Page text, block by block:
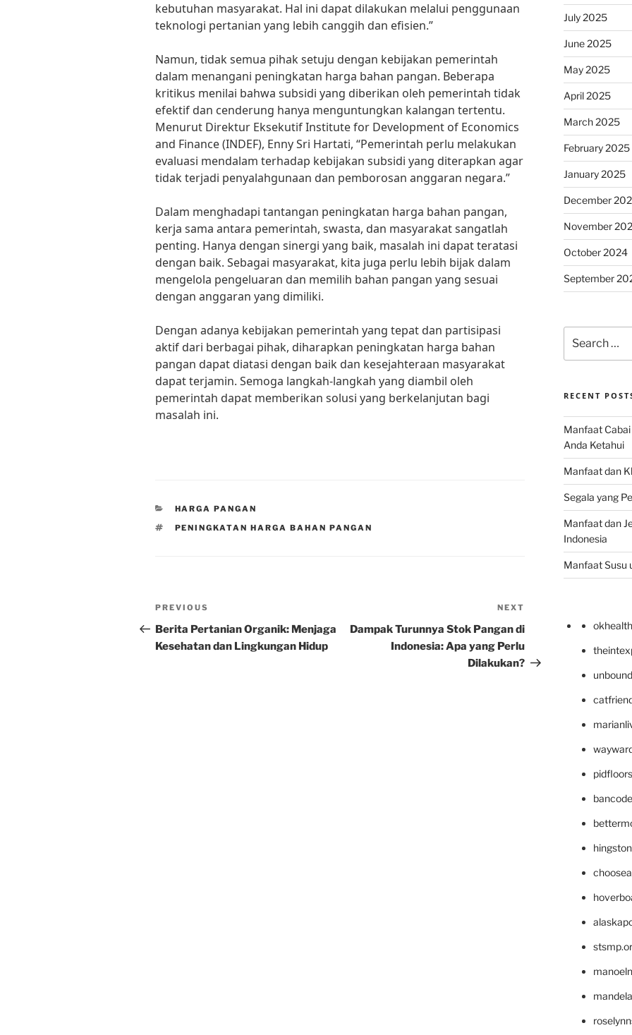
kebutuhan masyarakat. Hal ini dapat dilakukan melalui penggunaan
teknologi pertanian yang lebih canggih dan efisien.”
Namun, tidak semua pihak setuju dengan kebijakan pemerintah
dalam menangani peningkatan harga bahan pangan. Beberapa
kritikus menilai bahwa subsidi yang diberikan oleh pemerintah tidak
efektif dan cenderung hanya menguntungkan kalangan tertentu.
Menurut Direktur Eksekutif Institute for Development of Economics
and Finance (INDEF), Enny Sri Hartati, “Pemerintah perlu melakukan
evaluasi mendalam terhadap kebijakan subsidi yang diterapkan agar
tidak terjadi penyalahgunaan dan pemborosan anggaran negara.”
Dalam menghadapi tantangan peningkatan harga bahan pangan,
kerja sama antara pemerintah, swasta, dan masyarakat sangatlah
penting. Hanya dengan sinergi yang baik, masalah ini dapat teratasi
dengan baik. Sebagai masyarakat, kita juga perlu lebih bijak dalam
mengelola pengeluaran dan memilih bahan pangan yang sesuai
dengan anggaran yang dimiliki.
Dengan adanya kebijakan pemerintah yang tepat dan partisipasi
aktif dari berbagai pihak, diharapkan peningkatan harga bahan
pangan dapat diatasi dengan baik dan kesejahteraan masyarakat
dapat terjamin. Semoga langkah-langkah yang diambil oleh
pemerintah dapat memberikan solusi yang berkelanjutan bagi
masalah ini.
CATEGORIES
HARGA PANGAN
TAGS
PENINGKATAN HARGA BAHAN PANGAN
Post
navigation
Previous
Post
PREVIOUS
Berita Pertanian Organik: Menjaga
Kesehatan dan Lingkungan Hidup
Post
NEXT
Dampak Turunnya Stok Pangan di
Indonesia: Apa yang Perlu
Dilakukan?
July 2025
June 2025
May 2025
April 2025
March 2025
February 2025
January 2025
December
November
October 2024
September
for:
RECENT
Manfaat
Anda Ketahui
Manfaat dan
Segala yang
Manfaat dan
Indonesia
Manfaat Susu